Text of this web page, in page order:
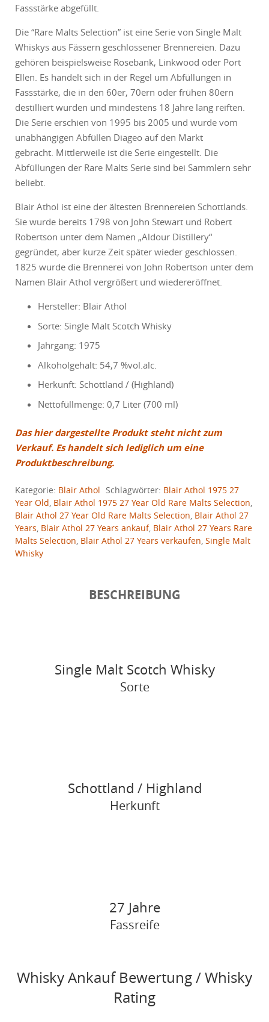
Fassstärke abgefüllt.
Die “Rare Malts Selection” ist eine Serie von Single Malt
Whiskys aus Fässern geschlossener Brennereien. Dazu
gehören beispielsweise Rosebank, Linkwood oder Port
Ellen. Es handelt sich in der Regel um Abfüllungen in
Fassstärke, die in den 60er, 70ern oder frühen 80ern
destilliert wurden und mindestens 18 Jahre lang reiften.
Die Serie erschien von 1995 bis 2005 und wurde vom
unabhängigen Abfüllen Diageo auf den Markt
gebracht. Mittlerweile ist die Serie eingestellt. Die
Abfüllungen der Rare Malts Serie sind bei Sammlern sehr
beliebt.
Blair Athol ist eine der ältesten Brennereien Schottlands.
Sie wurde bereits 1798 von John Stewart und Robert
Robertson unter dem Namen „Aldour Distillery“
gegründet, aber kurze Zeit später wieder geschlossen.
1825 wurde die Brennerei von John Robertson unter dem
Namen Blair Athol vergrößert und wiedereröffnet.
Hersteller: Blair Athol
Sorte: Single Malt Scotch Whisky
Jahrgang: 1975
Alkoholgehalt: 54,7 %vol.alc.
Herkunft: Schottland / (Highland)
Nettofüllmenge: 0,7 Liter (700 ml)
Das hier dargestellte Produkt steht nicht zum
Verkauf. Es handelt sich lediglich um eine
Produktbeschreibung.
Kategorie: Blair Athol Schlagwörter: Blair Athol 1975 27
Year Old, Blair Athol 1975 27 Year Old Rare Malts Selection,
Blair Athol 27 Year Old Rare Malts Selection, Blair Athol 27
Years, Blair Athol 27 Years ankauf, Blair Athol 27 Years Rare
Malts Selection, Blair Athol 27 Years verkaufen, Single Malt
Whisky
BESCHREIBUNG
Single Malt Scotch Whisky
Sorte
Schottland / Highland
Herkunft
27 Jahre
Fassreife
Whisky Ankauf Bewertung / Whisky
Rating